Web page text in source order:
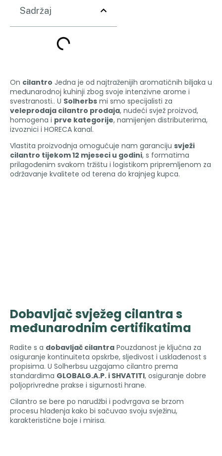
Sadržaj
On cilantro Jedna je od najtraženijih aromatičnih biljaka u
međunarodnoj kuhinji zbog svoje intenzivne arome i
svestranosti.. U Solherbs mi smo specijalisti za
veleprodaja cilantro prodaja, nudeći svjež proizvod,
homogena i prve kategorije, namijenjen distributerima,
izvoznici i HORECA kanal.
Vlastita proizvodnja omogućuje nam garanciju svježi
cilantro tijekom 12 mjeseci u godini, s formatima
prilagođenim svakom tržištu i logistikom pripremljenom za
održavanje kvalitete od terena do krajnjeg kupca.
Dobavljač svježeg cilantra s
međunarodnim certifikatima
Radite s a dobavljač cilantra Pouzdanost je ključna za
osiguranje kontinuiteta opskrbe, sljedivost i usklađenost s
propisima. U Solherbsu uzgajamo cilantro prema
standardima GLOBALG.A.P. i SHVATITI, osiguranje dobre
poljoprivredne prakse i sigurnosti hrane.
Cilantro se bere po narudžbi i podvrgava se brzom
procesu hlađenja kako bi sačuvao svoju svježinu,
karakteristične boje i mirisa.